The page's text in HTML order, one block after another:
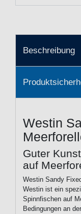
Beschreibung
Westin
Guter
auf
Westin Sandy
Westin ist ein
Spinnfischen auf
Bedingungen an